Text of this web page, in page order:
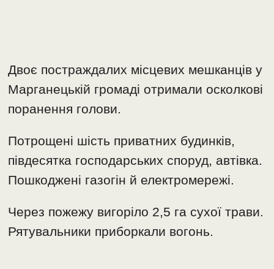
Двоє постраждалих місцевих мешканців у
Марганецькій громаді отримали осколкові
поранення голови.
Потрощені шість приватних будинків,
півдесятка господарських споруд, автівка.
Пошкоджені газогін й електромережі.
Через пожежу вигоріло 2,5 га сухої трави.
Рятувальники приборкали вогонь.